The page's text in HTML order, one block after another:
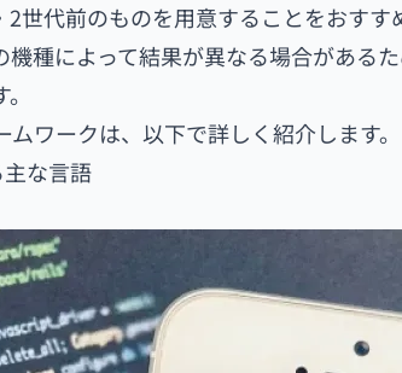
世代前のものを用意することをおす
種によって結果が異なる場合がある
ワークは、以下で詳しく紹介します。
な言語